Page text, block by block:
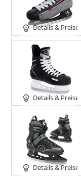
Details & Preise
Details & Preise
Details & Preise